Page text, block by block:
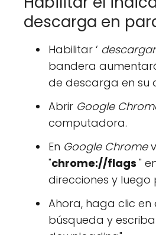
descarga en
Habilitar ‘
bandera
de descarga en su
Abrir Google
computadora.
En Google Chrome
"chrome://flags "
direcciones y luego
Ahora, haga clic
búsqueda y